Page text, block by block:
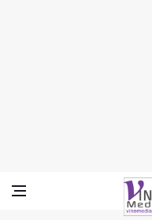
屬靈意義
Vine Media
葡萄樹傳媒